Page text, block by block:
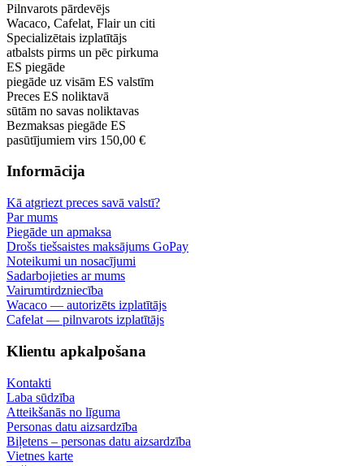
Pilnvarots pārdevējs
Wacaco, Cafelat, Flair un citi
Specializētais izplatītājs
atbalsts pirms un pēc pirkuma
ES piegāde
piegāde uz visām ES valstīm
Preces ES noliktavā
sūtām no savas noliktavas
Bezmaksas piegāde ES
pasūtījumiem virs 150,00 €
Informācija
Kā atgriezt preces savā valstī?
Par mums
Piegāde un apmaksa
Drošs tiešsaistes maksājums GoPay
Noteikumi un nosacījumi
Sadarbojieties ar mums
Vairumtirdzniecība
Wacaco — autorizēts izplatītājs
Cafelat — pilnvarots izplatītājs
Klientu apkalpošana
Kontakti
Laba sūdzība
Atteikšanās no līguma
Personas datu aizsardzība
Biļetens – personas datu aizsardzība
Vietnes karte